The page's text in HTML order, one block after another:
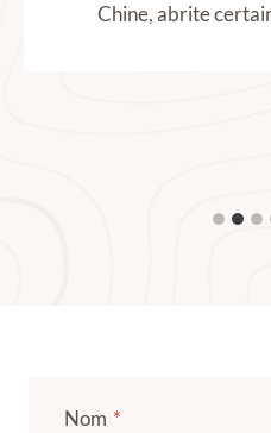
Chine, abrite
Nom *